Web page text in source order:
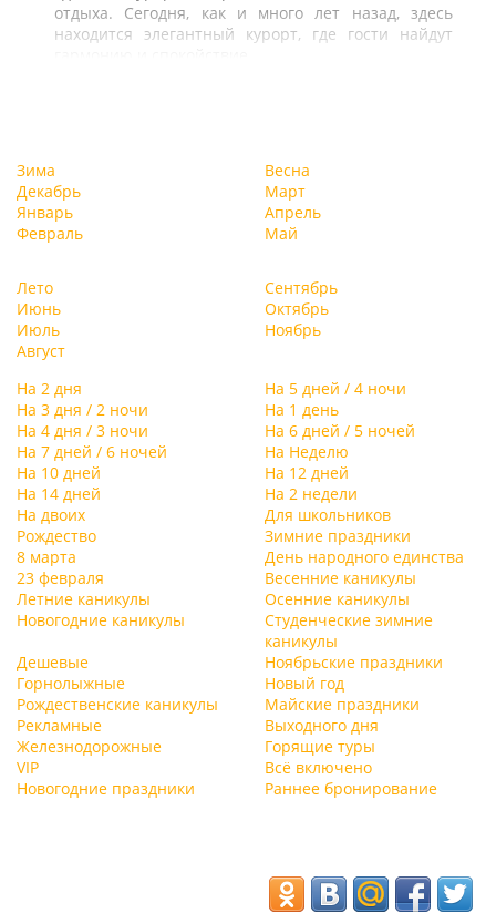
отдыха. Сегодня, как и много лет назад, здесь
находится элегантный курорт, где гости найдут
Зима
Декабрь
Январь
Февраль
Весна
Март
Апрель
Май
Лето
Июнь
Июль
Август
Сентябрь
Октябрь
Ноябрь
На 2 дня
На 5 дней / 4 ночи
На 3 дня / 2 ночи
На 1 день
На 4 дня / 3 ночи
На 6 дней / 5 ночей
На 7 дней / 6 ночей
На Неделю
На 10 дней
На 12 дней
На 14 дней
На 2 недели
На двоих
Для школьников
Рождество
Зимние праздники
8 марта
День народного единства
23 февраля
Весенние каникулы
Летние каникулы
Осенние каникулы
Новогодние каникулы
Студенческие зимние
каникулы
Дешевые
Ноябрьские праздники
Горнолыжные
Новый год
Рождественские каникулы
Майские праздники
Рекламные
Выходного дня
Железнодорожные
Горящие туры
VIP
Всё включено
Новогодние праздники
Раннее бронирование